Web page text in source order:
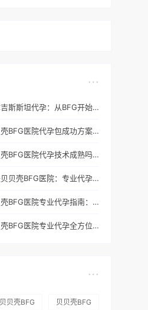
吉尔吉斯斯坦代孕：从BFG开始您的新生活
贝贝壳BFG医院代孕包成功方案费用，专业代孕首选
贝贝壳BFG医院代孕技术成熟吗？专业代孕团队保驾护航
走进贝贝壳BFG医院：专业代孕的实验室环境与操作流程
贝贝壳BFG医院专业代孕指南：如何提高代孕试管的成功率？
贝贝壳BFG医院专业代孕全方位质控，科学管理生育每一步
贝贝壳BFG
贝贝壳BFG